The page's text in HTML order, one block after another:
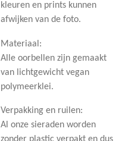
kleuren en prints kunnen
afwijken van de foto.
Materiaal:
Alle oorbellen zijn gemaakt
van lichtgewicht vegan
polymeerklei.
Verpakking en ruilen:
Al onze sieraden worden